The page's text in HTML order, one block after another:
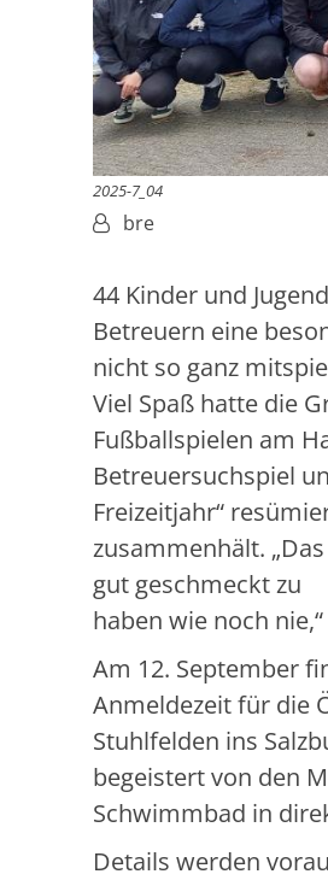
2025-7_04
Von:bre
44 Kinder und
Betreuern eine
nicht so ganz
Viel Spaß hatte die
Fußballspielen am
Betreuersuchspiel
Freizeitjahr“
zusammenhält.
gut geschmeckt zu
haben wie noch
Am 12. September
Anmeldezeit für die
Stuhlfelden ins
begeistert von den
Schwimmbad in
Details werden